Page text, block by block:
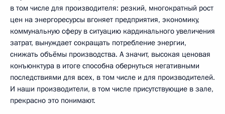
в том числе для производителя: резкий, многократный рост
цен на энергоресурсы вгоняет предприятия, экономику,
коммунальную сферу в ситуацию кардинального увеличения
затрат, вынуждает сокращать потребление энергии,
снижать объёмы производства. А значит, высокая ценовая
конъюнктура в итоге способна обернуться негативными
последствиями для всех, в том числе и для производителей.
И наши производители, в том числе присутствующие в зале,
прекрасно это понимают.